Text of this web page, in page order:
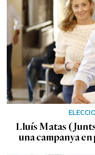
Lluís Matas
una campanya